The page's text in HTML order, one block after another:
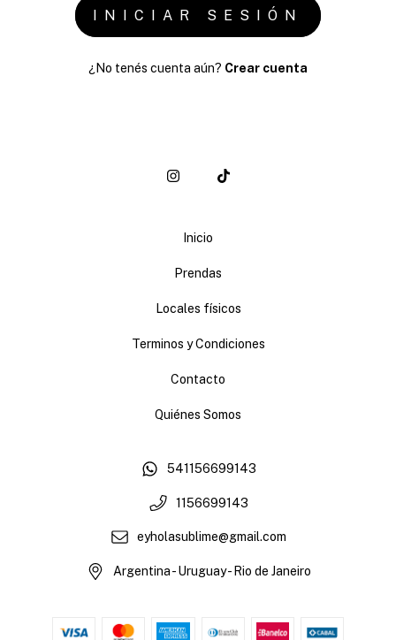
¿No tenés cuenta aún? Crear cuenta
Inicio
Prendas
Locales físicos
Terminos y Condiciones
Contacto
Quiénes Somos
541156699143
1156699143
eyholasublime@gmail.com
Argentina - Uruguay - Rio de Janeiro